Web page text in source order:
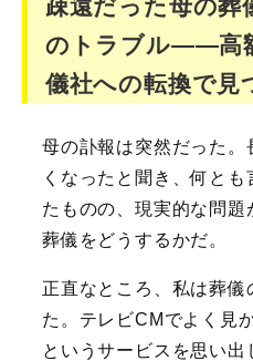
疎遠だった母の葬
のトラブル――高
儀社への転換で見
母の訃報は突然だった
くなったと聞き、何と
たものの、現実的な問題
葬儀をどうするかだ。
正直なところ、私は葬儀
た。テレビCMでよく見
というサービスを思い